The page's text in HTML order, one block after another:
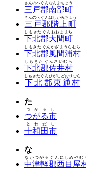
三戸郡南部町
さんのへぐんなんぶちょう
三戸郡階上町
さんのへぐんはしかみちょう
下北郡大間町
しもきたぐんおおままち
下北郡風間浦村
しもきたぐんかざまうらむら
下北郡佐井村
しもきたぐんさいむら
下北郡東通村
しもきたぐんひがしどおりむら
た
つがる市
つがるし
十和田市
とわだし
な
中津軽郡西目屋
なかつがるぐんにしめやむ